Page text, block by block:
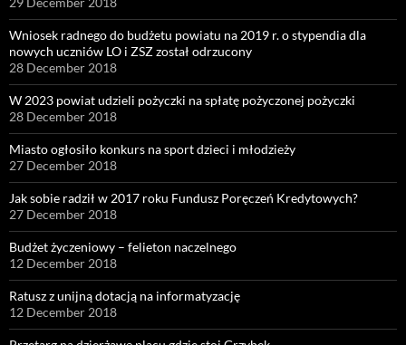
Wniosek radnego do budżetu powiatu na 2019 r. o stypendia dla
nowych uczniów LO i ZSZ został odrzucony
28 December 2018
W 2023 powiat udzieli pożyczki na spłatę pożyczonej pożyczki
28 December 2018
Miasto ogłosiło konkurs na sport dzieci i młodzieży
27 December 2018
Jak sobie radził w 2017 roku Fundusz Poręczeń Kredytowych?
27 December 2018
Budżet życzeniowy – felieton naczelnego
12 December 2018
Ratusz z unijną dotacją na informatyzację
12 December 2018